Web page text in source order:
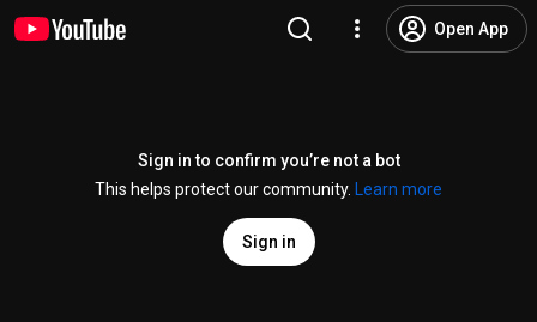
Open App
Sign in to confirm you’re not a bot
This helps protect our community.
Learn more
Sign in